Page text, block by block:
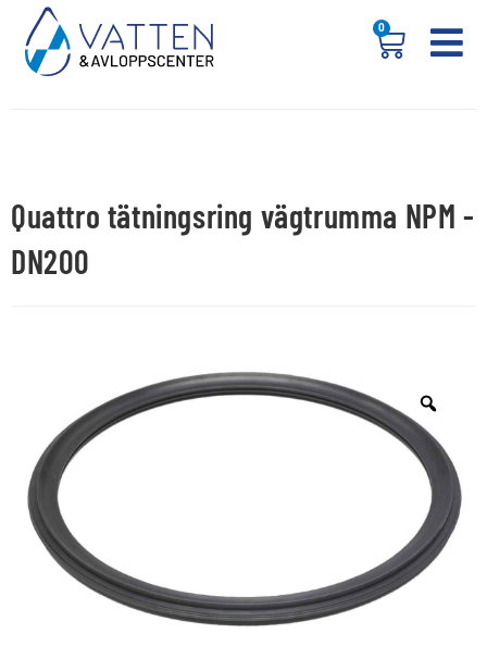
0
Quattro tätningsring vägtrumma NPM -
DN200